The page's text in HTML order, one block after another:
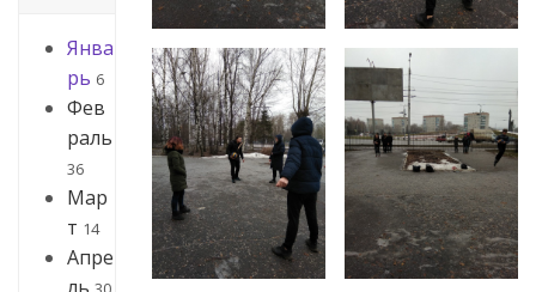
Янва
рь 6
Фев
раль
36
Мар
т 14
Апре